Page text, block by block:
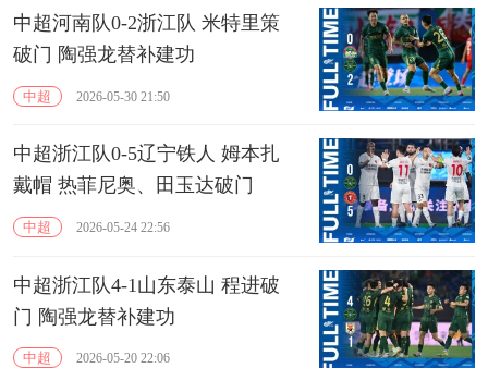
中超河南队0-2浙江队 米特里策
破门 陶强龙替补建功
中超 2026-05-30 21:50
中超浙江队0-5辽宁铁人 姆本扎
戴帽 热菲尼奥、田玉达破门
中超 2026-05-24 22:56
中超浙江队4-1山东泰山 程进破
门 陶强龙替补建功
中超 2026-05-20 22:06